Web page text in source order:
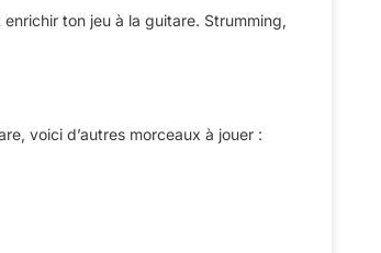
ton jeu à la guitare. Strumming,
voici d’autres morceaux à jouer :